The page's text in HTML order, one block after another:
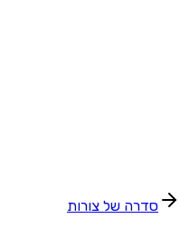
סדרה של צורות